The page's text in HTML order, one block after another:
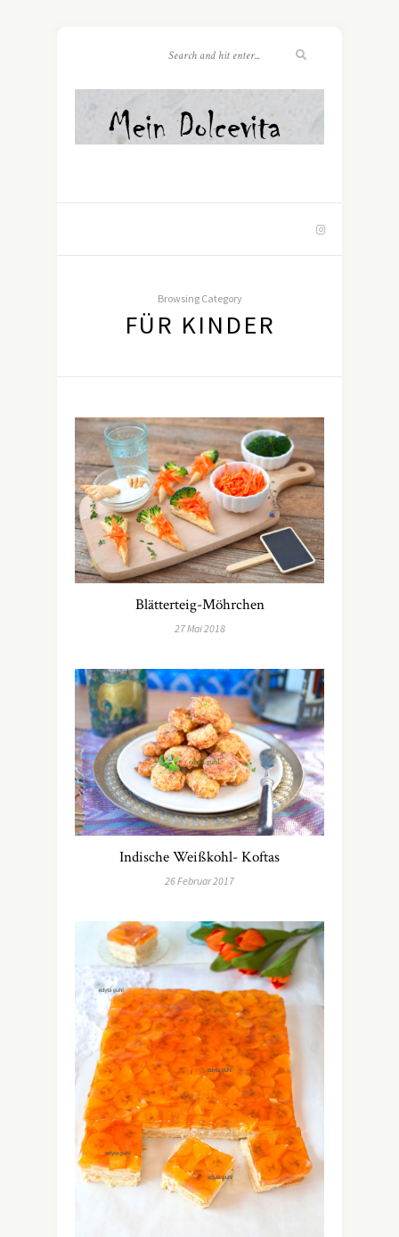
Browsing Category
FÜR KINDER
Blätterteig-Möhrchen
27 Mai 2018
Indische Weißkohl- Koftas
26 Februar 2017